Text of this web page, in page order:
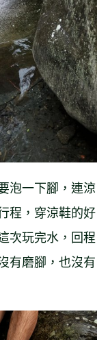
泡一下腳，連涼
程，穿涼鞋的好
次玩完水，回程
有磨腳，也沒有